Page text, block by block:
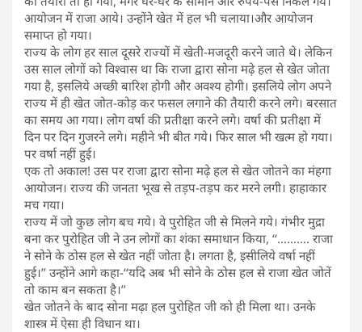
आयोजन में राजा आये। उन्होंने खेत में हल भी चलाया।और आयोजन
समाप्त हो गया।
राज्य के लोग हर साल दूसरे राज्यों में खेती-मजदूरी करने जाते थे। लेकिन
उस साल लोगों को विश्वास था कि राजा द्वारा सोना मढ़े हल से खेत जोता
गया है, इसलिये अच्छी बारिश होगी और अवश्य होगी। इसलिये लोग अपने
राज्य में ही खेत जोत-कोड़ कर फसल लगाने की तैयारी करने लगे। बरसात
का समय आ गया। लोग वर्षा की प्रतीक्षा करने लगे। वर्षा की प्रतीक्षा में
दिन पर दिन गुजरने लगे। महीने भी बीत गये। फिर साल भी खत्म हो गया।
पर वर्षा नहीं हुई।
एक तो अकाल! उस पर राजा द्वारा सोना मढ़े हल से खेत जोतने का मंहगा
आयोजन। राज्य की जनता भूख से तड़प-तड़प कर मरने लगी। हाहाकार
मच गया।
राज्य में जो कुछ लोग बच गये। वे पुरोहित जी से मिलने गये। गंभीर मुद्रा
बना कर पुरोहित जी ने उन लोगों का शंका समाधान किया, ‘‘………. राजा
ने सोने के ठोस हल से खेत नहीं जोता है। लगता है, इसीलिये वर्षा नहीं
हुई।’’ उन्होंने आगे कहा-‘‘यदि अब भी सोने के ठोस हल से राजा खेत जोतें
तो काम बन सकता है।’’
खेत जोतने के बाद सोना मढ़ा हल पुरोहित जी को ही मिला था। उनके
शास्त्र में ऐसा ही विधान था।